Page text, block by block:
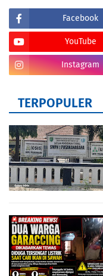
Facebook
YouTube
Instagram
TERPOPULER